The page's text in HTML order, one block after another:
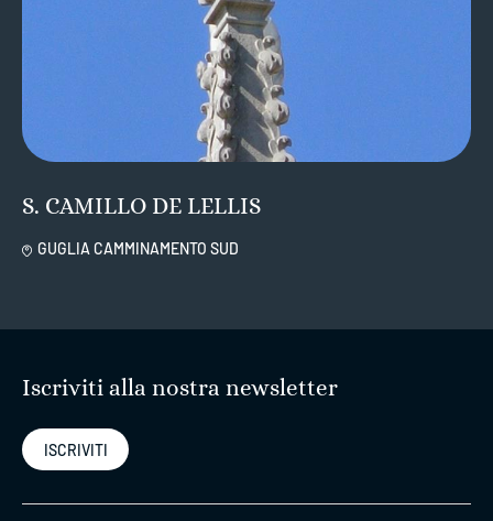
S. CAMILLO DE LELLIS
GUGLIA CAMMINAMENTO SUD
Iscriviti alla nostra newsletter
ISCRIVITI